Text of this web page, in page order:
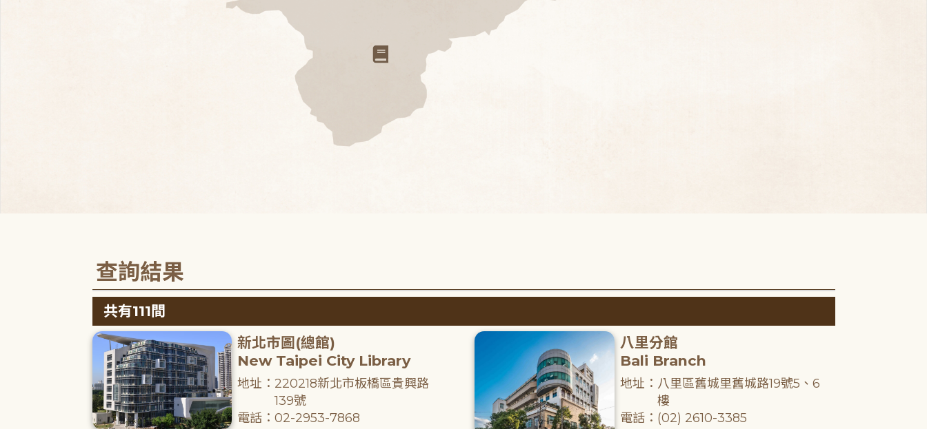
查詢結果
共有111間
新北市圖(總館)
New Taipei City Library
地址：220218新北市板橋區貴興路
139號
電話：02-2953-7868
八里分館
Bali Branch
地址：八里區舊城里舊城路19號5、6
樓
電話：(02) 2610-3385